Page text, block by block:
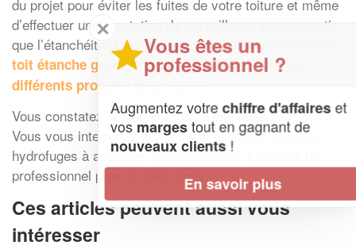
du projet pour éviter les fuites de votre toiture et même
d’effectuer une prestation de surveillance pour garantir
que l’étanchéité du toit est efficiente. Il saura rendre le
toit étanche grâce à l’asphalteainsi qu’avec
différents produits bitumés
Vous constatez des infiltrations d’eau dans votre toit ?
Vous vous interrogez sur la pertinence des produits
hydrofuges à appliquer ? Sollicitez dès à présent un
professionnel près de chez vous.
Ces articles peuvent aussi vous
intéresser
✕
Vous êtes un
professionnel ?
Augmentez votrechiffre d'affaireset
vosmargestout en gagnant de
nouveaux clients!
En savoir plus